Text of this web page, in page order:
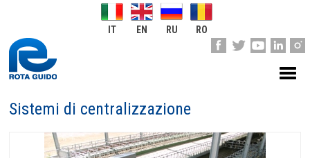
IT EN RU RO
Sistemi di centralizzazione